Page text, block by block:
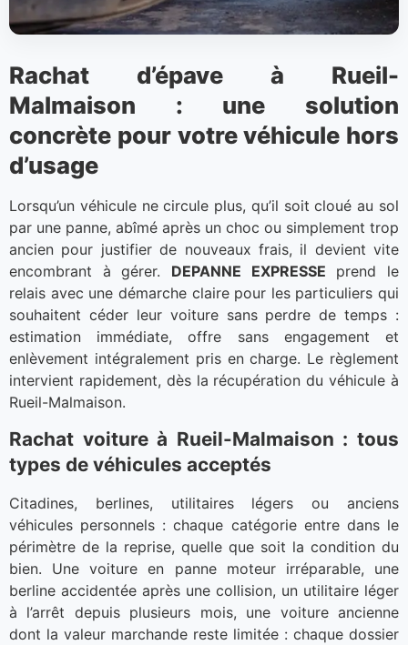
Rachat d’épave à Rueil-
Malmaison : une solution
concrète pour votre véhicule hors
d’usage
Lorsqu’un véhicule ne circule plus, qu’il soit cloué au sol
par une panne, abîmé après un choc ou simplement trop
ancien pour justifier de nouveaux frais, il devient vite
encombrant à gérer. DEPANNE EXPRESSE prend le
relais avec une démarche claire pour les particuliers qui
souhaitent céder leur voiture sans perdre de temps :
estimation immédiate, offre sans engagement et
enlèvement intégralement pris en charge. Le règlement
intervient rapidement, dès la récupération du véhicule à
Rueil-Malmaison.
Rachat voiture à Rueil-Malmaison : tous
types de véhicules acceptés
Citadines, berlines, utilitaires légers ou anciens
véhicules personnels : chaque catégorie entre dans le
périmètre de la reprise, quelle que soit la condition du
bien. Une voiture en panne moteur irréparable, une
berline accidentée après une collision, un utilitaire léger
à l’arrêt depuis plusieurs mois, une voiture ancienne
dont la valeur marchande reste limitée : chaque dossier